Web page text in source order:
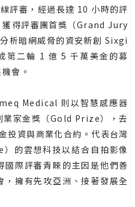
評審，經過長達 10 小時的評
獲得評審團首獎（Grand Jury
析暗網威脅的資安新創 Sixgi
第二輪 1 億 5 千萬美金的募
會。
Medical 則以智慧感應器
業家金獎（Gold Prize），去
投資與商業化合約。代表台灣
的雲想科技以結合自拍影像
國際評審青睞的主因是他們善
擁有先攻亞洲、接著發展全